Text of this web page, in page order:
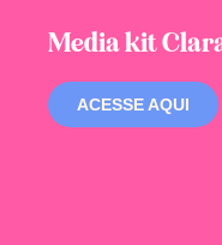
Media kit
ACESSE AQUI